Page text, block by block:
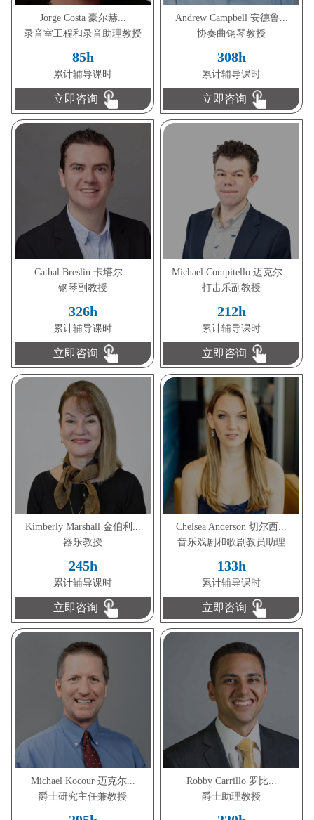
Jorge Costa 豪尔赫...
录音室工程和录音助理教授
85h
累计辅导课时
立即咨询
Andrew Campbell 安德鲁...
协奏曲钢琴教授
308h
累计辅导课时
立即咨询
Cathal Breslin 卡塔尔...
钢琴副教授
326h
累计辅导课时
立即咨询
Michael Compitello 迈克尔...
打击乐副教授
212h
累计辅导课时
立即咨询
Kimberly Marshall 金伯利...
器乐教授
245h
累计辅导课时
立即咨询
Chelsea Anderson 切尔西...
音乐戏剧和歌剧教员助理
133h
累计辅导课时
立即咨询
Michael Kocour 迈克尔...
爵士研究主任兼教授
Robby Carrillo 罗比...
爵士助理教授